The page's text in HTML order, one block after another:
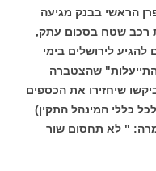
הראשי בבנק מגיעה
רכב שטח בסכום עתק,
לירושלים בימי
שהצטברה
שיחזירו את הכספים
כללי המינהל התקין)
מרה: " לא תחסום שור